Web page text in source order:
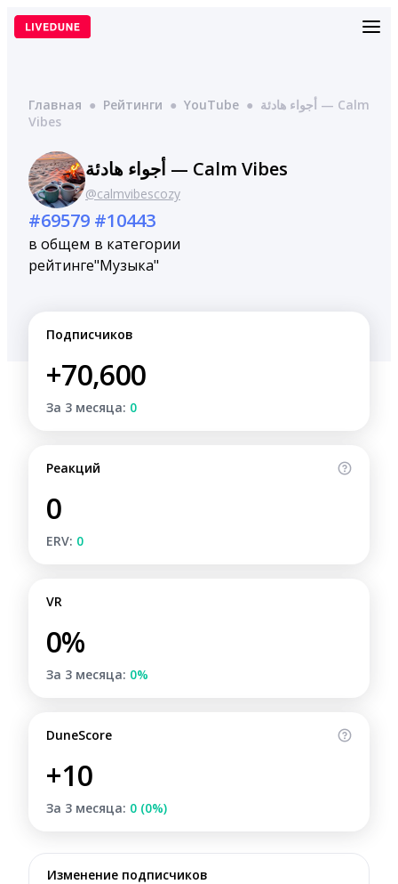
Перейти
Главная ● Рейтинги ● YouTube ● أجواء هادئة — Calm
Vibes
أجواء هادئة — Calm Vibes
@calmvibescozy
#69579
в общем
рейтинге
#10443
в категории
"Музыка"
Подписчиков
+70,600
За 3 месяца: 0
Реакций
0
ERV: 0
VR
0%
За 3 месяца: 0%
DuneScore
+10
За 3 месяца: 0 (0%)
Изменение подписчиков